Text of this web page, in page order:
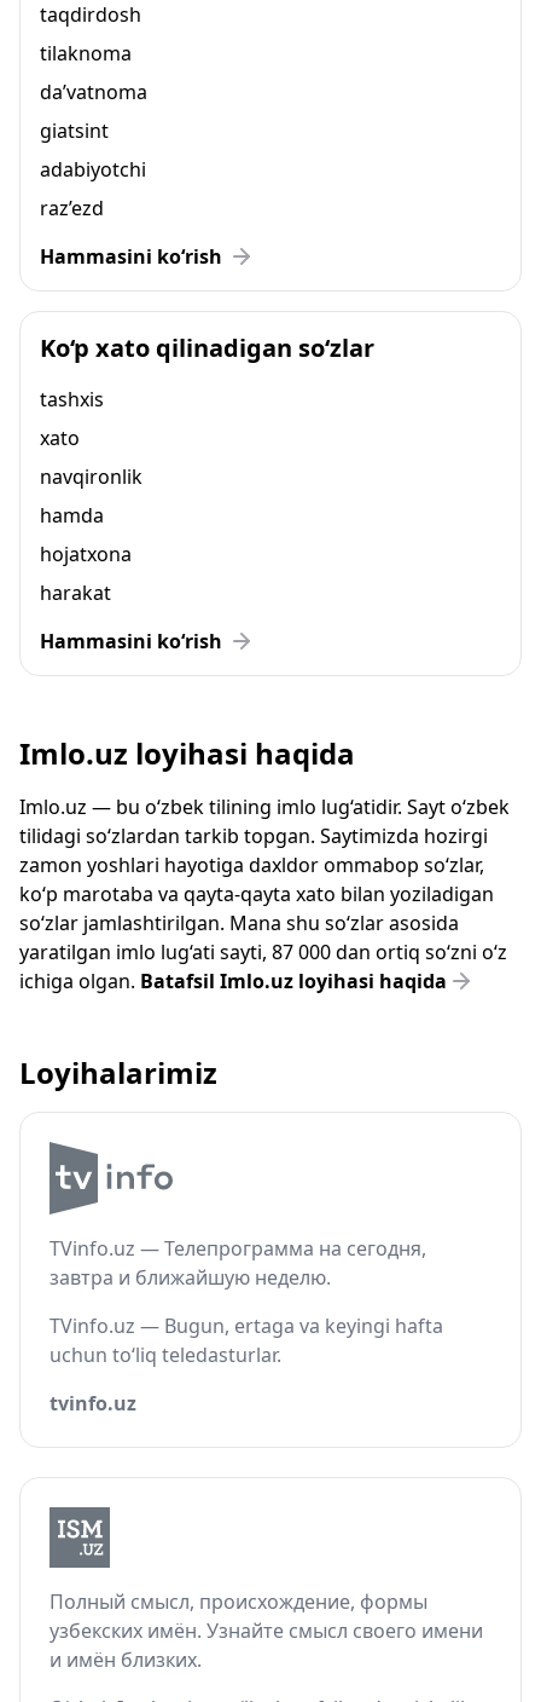
taqdirdosh
tilaknoma
da’vatnoma
giatsint
adabiyotchi
raz’ezd
Hammasini ko‘rish
Ko‘p xato qilinadigan so‘zlar
tashxis
xato
navqironlik
hamda
hojatxona
harakat
Hammasini ko‘rish
Imlo.uz loyihasi haqida
Imlo.uz — bu o‘zbek tilining imlo lug‘atidir. Sayt o‘zbek
tilidagi so‘zlardan tarkib topgan. Saytimizda hozirgi
zamon yoshlari hayotiga daxldor ommabop so‘zlar,
ko‘p marotaba va qayta-qayta xato bilan yoziladigan
so‘zlar jamlashtirilgan. Mana shu so‘zlar asosida
yaratilgan imlo lug‘ati sayti, 87 000 dan ortiq so‘zni o‘z
ichiga olgan. Batafsil Imlo.uz loyihasi haqida
Loyihalarimiz
TVinfo.uz — Телепрограмма на сегодня,
завтра и ближайшую неделю.
TVinfo.uz — Bugun, ertaga va keyingi hafta
uchun to‘liq teledasturlar.
tvinfo.uz
Полный смысл, происхождение, формы
узбекских имён. Узнайте смысл своего имени
и имён близких.